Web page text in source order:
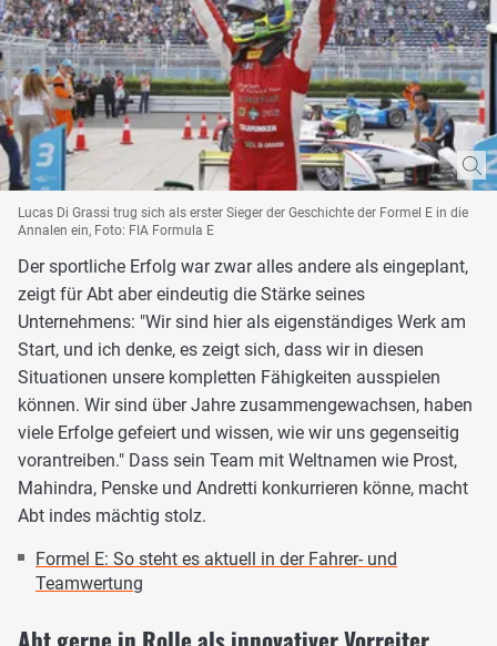
Lucas Di Grassi trug sich als erster Sieger der Geschichte der Formel E in die
Annalen ein, Foto: FIA Formula E
Der sportliche Erfolg war zwar alles andere als eingeplant,
zeigt für Abt aber eindeutig die Stärke seines
Unternehmens: "Wir sind hier als eigenständiges Werk am
Start, und ich denke, es zeigt sich, dass wir in diesen
Situationen unsere kompletten Fähigkeiten ausspielen
können. Wir sind über Jahre zusammengewachsen, haben
viele Erfolge gefeiert und wissen, wie wir uns gegenseitig
vorantreiben." Dass sein Team mit Weltnamen wie Prost,
Mahindra, Penske und Andretti konkurrieren könne, macht
Abt indes mächtig stolz.
Formel E: So steht es aktuell in der Fahrer- und
Teamwertung